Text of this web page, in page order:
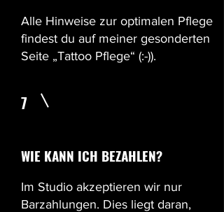
Alle Hinweise zur optimalen Pflege
findest du auf meiner gesonderten
Seite „Tattoo Pflege“ (:-)).
7
WIE KANN ICH BEZAHLEN?
Im Studio akzeptieren wir nur
Barzahlungen. Dies liegt daran,